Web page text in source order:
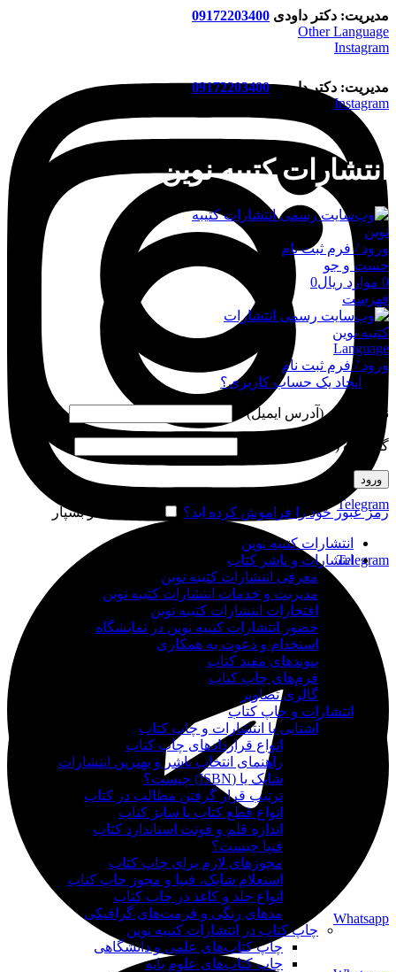
مدیریت: دکتر داودی 09172203400
Other Language
Instagram
Telegram
Whatsapp
مدیریت: دکتر داودی09172203400
Instagram
Telegram
انتشارات کتیبه نوین
ورود / فرم ثبت نام
جست و جو
0 موارد ریال0
فهرست
Language
ورود / فرم ثبت نام
ورود
ایجاد یک حساب کاربری؟
نام کاربری (آدرس ایمیل)
گذرواژه (شماره موبایل)
ورود
رمز عبور خود را فراموش کرده اید؟ مرا به خاطر بسپار
انتشارات کتیبه نوین
انتشارات و ناشر کتاب
معرفی انتشارات کتیبه نوین
مدیریت و خدمات انتشارات کتیبه نوین
افتخارات انتشارات کتیبه نوین
حضور انتشارات کتیبه نوین در نمایشگاه‌
استخدام و دعوت به همکاری
پیوندهای مفید کتاب
فرم‌های چاپ کتاب
گالری تصاویر
انتشارات و چاپ کتاب
آشنایی با انتشارات و چاپ کتاب
انواع قراردادهای چاپ کتاب
راهنمای انتخاب ناشر و بهترین انتشارات
شابک یا (ISBN) چیست؟
ترتیب قرار گرفتن مطالب در کتاب
انواع قطع کتاب یا سایز کتاب
اندازه قلم و فونت استاندارد کتاب
فیپا چیست؟
مجوزهای لازم برای چاپ کتاب
استعلام شابک، فیپا و مجوز چاپ کتاب
انواع جلد و کاغذ در چاپ کتاب
مدهای رنگی و فرمت‌های گرافیکی
چاپ کتاب در انتشارات کتیبه نوین
چاپ کتاب‌های علمی و دانشگاهی
چاپ کتاب‌های علوم پایه